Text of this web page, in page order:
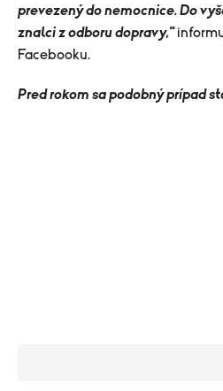
prevezený do nemocnice. Do
znalci z odboru dopravy,"
Facebooku.
Pred rokom sa podobný prípad